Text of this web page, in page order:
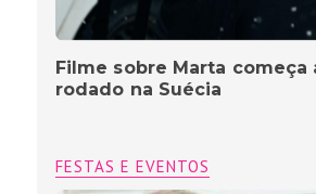
Filme sobre Marta começa
rodado na Suécia
FESTAS E EVENTOS